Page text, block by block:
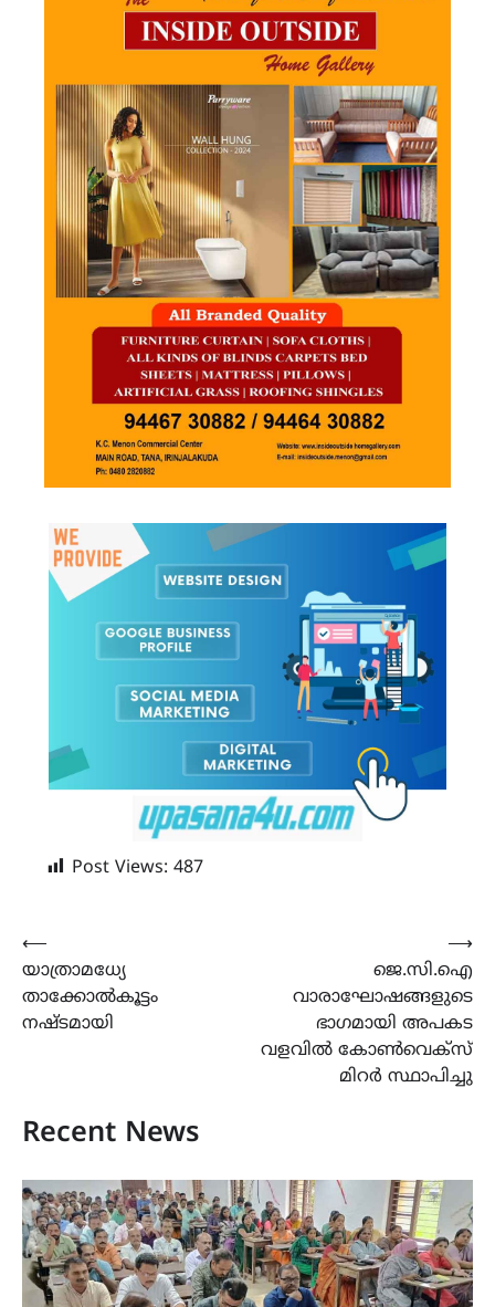
Post Views: 487
Post
navigation
⟵
യാത്രാമധ്യേ
താക്കോൽകൂട്ടം
നഷ്ടമായി
ജെ.സി.ഐ
വാരാഘോഷങ്ങളുടെ
ഭാഗമായി അപകട
വളവിൽ കോൺവെക്സ്
മിറർ സ്ഥാപിച്ചു
⟶
Recent News